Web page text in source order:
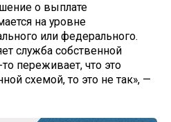
о выплате
на уровне
или федерального.
служба собственной
переживает, что это
схемой, то это не так», —